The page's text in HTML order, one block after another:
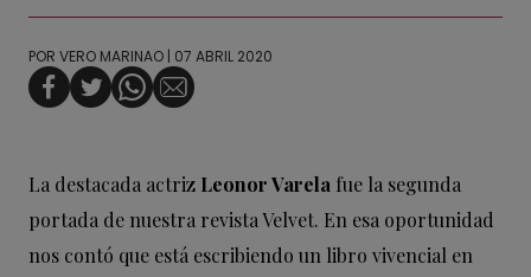
POR VERO MARINAO | 07 ABRIL 2020
La destacada actriz Leonor Varela fue la segunda
portada de nuestra revista Velvet. En esa oportunidad
nos contó que está escribiendo un libro vivencial en